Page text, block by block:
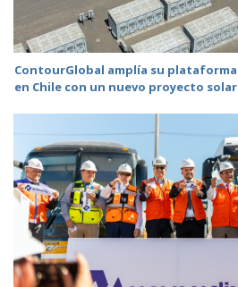
ContourGlobal amplía su
en Chile con un nuevo proyecto